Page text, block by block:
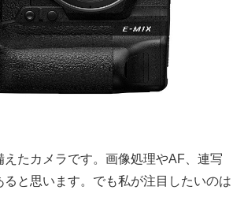
えたカメラです。画像処理やAF、連写
ると思います。でも私が注目したいのは